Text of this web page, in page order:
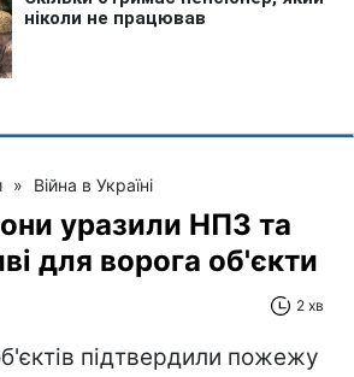
» Війна в Україні
уразили НПЗ та
для ворога об'єкти
2 хв
підтвердили пожежу